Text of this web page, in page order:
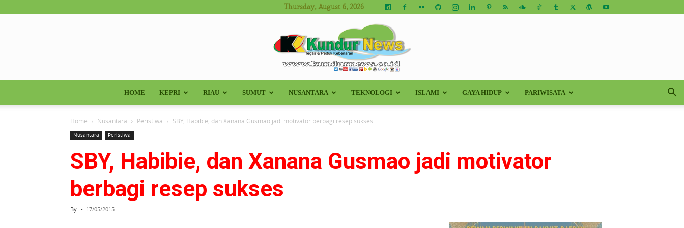
Thursday, August 6, 2026
Kundur
News
HOME KEPRI RIAU SUMUT NUSANTARA TEKNOLOGI ISLAMI GAYA HIDUP PARIWISATA
Home Nusantara Peristiwa SBY, Habibie, dan Xanana Gusmao jadi motivator berbagi resep sukses
Nusantara Peristiwa
SBY, Habibie, dan Xanana Gusmao jadi motivator
berbagi resep sukses
By - 17/05/2015